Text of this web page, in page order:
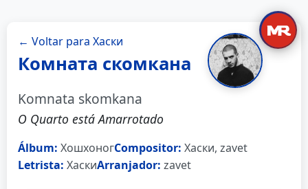
← Voltar para Хаски
Комната скомкана
Komnata skomkana
O Quarto está Amarrotado
Álbum: ХошхоногCompositor: Хаски, zavet
Letrista: ХаскиArranjador: zavet